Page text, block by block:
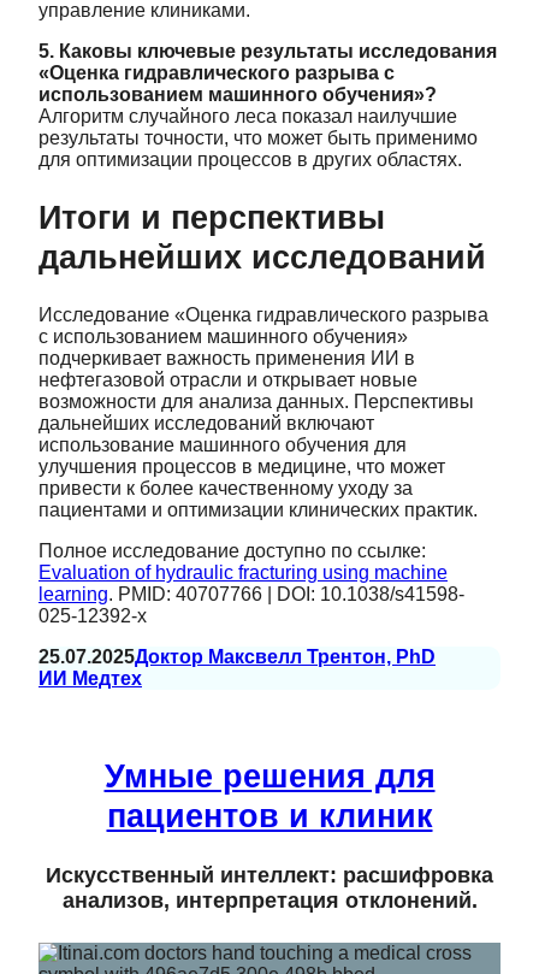
управление клиниками.
5. Каковы ключевые результаты исследования
«Оценка гидравлического разрыва с
использованием машинного обучения»?
Алгоритм случайного леса показал наилучшие
результаты точности, что может быть применимо
для оптимизации процессов в других областях.
Итоги и перспективы
дальнейших исследований
Исследование «Оценка гидравлического разрыва
с использованием машинного обучения»
подчеркивает важность применения ИИ в
нефтегазовой отрасли и открывает новые
возможности для анализа данных. Перспективы
дальнейших исследований включают
использование машинного обучения для
улучшения процессов в медицине, что может
привести к более качественному уходу за
пациентами и оптимизации клинических практик.
Полное исследование доступно по ссылке:
Evaluation of hydraulic fracturing using machine
learning. PMID: 40707766 | DOI: 10.1038/s41598-
025-12392-x
25.07.2025Доктор Максвелл Трентон, PhD
ИИ Медтех
Умные решения для
пациентов и клиник
Искусственный интеллект: расшифровка
анализов, интерпретация отклонений.